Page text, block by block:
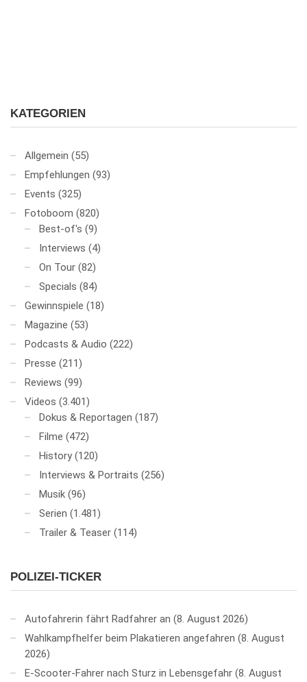
KATEGORIEN
Allgemein (55)
Empfehlungen (93)
Events (325)
Fotoboom (820)
Best-of's (9)
Interviews (4)
On Tour (82)
Specials (84)
Gewinnspiele (18)
Magazine (53)
Podcasts & Audio (222)
Presse (211)
Reviews (99)
Videos (3.401)
Dokus & Reportagen (187)
Filme (472)
History (120)
Interviews & Portraits (256)
Musik (96)
Serien (1.481)
Trailer & Teaser (114)
POLIZEI-TICKER
Autofahrerin fährt Radfahrer an 8. August 2026
Wahlkampfhelfer beim Plakatieren angefahren 8. August
2026
E-Scooter-Fahrer nach Sturz in Lebensgefahr 8. August